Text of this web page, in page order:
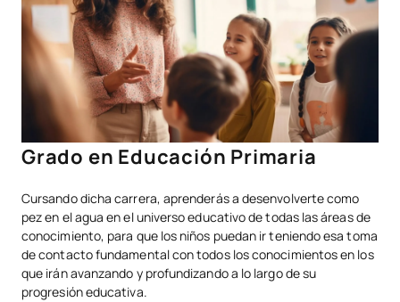
Grado en Educación Primaria
Cursando dicha carrera, aprenderás a desenvolverte como
pez en el agua en el universo educativo de todas las áreas de
conocimiento, para que los niños puedan ir teniendo esa toma
de contacto fundamental con todos los conocimientos en los
que irán avanzando y profundizando a lo largo de su
progresión educativa.